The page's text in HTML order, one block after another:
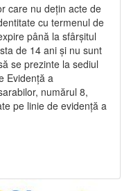
care nu dețin acte de
cu termenul de
până la sfârșitul
de 14 ani și nu sunt
se prezinte la sediul
Evidență a
numărul 8,
pe linie de evidență a